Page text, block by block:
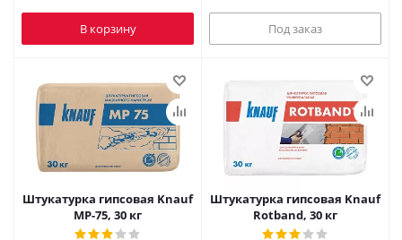
В корзину Под заказ
Штукатурка гипсовая Knauf
МР-75, 30 кг
Штукатурка гипсовая Knauf
Rotband, 30 кг